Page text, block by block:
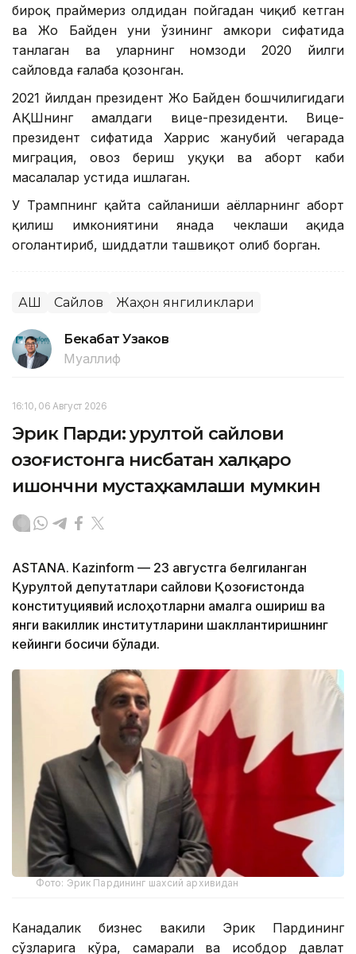
бироқ праймериз олдидан пойгадан чиқиб кетган
ва Жо Байден уни ўзининг ҳамкори сифатида
танлаган ва уларнинг номзоди 2020 йилги
сайловда ғалаба қозонган.
2021 йилдан президент Жо Байден бошчилигидаги
АҚШнинг амалдаги вице-президенти. Вице-
президент сифатида Харрис жанубий чегарада
миграция, овоз бериш ҳуқуқи ва аборт каби
масалалар устида ишлаган.
У Трампнинг қайта сайланиши аёлларнинг аборт
қилиш имкониятини янада чеклаши ҳақида
огоҳлантириб, шиддатли ташвиқот олиб борган.
АҚШ Сайлов Жаҳон янгиликлари
Бекабат Узаков
Муаллиф
16:10, 06 Август 2026
Эрик Парди: Қурултой сайлови
Қозоғистонга нисбатан халқаро
ишончни мустаҳкамлаши мумкин
ASTANА. Кazinform — 23 августга белгиланган
Қурултой депутатлари сайлови Қозоғистонда
конституциявий ислоҳотларни амалга ошириш ва
янги вакиллик институтларини шакллантиришнинг
кейинги босқичи бўлади.
Фото: Эрик Пардининг шахсий архивидан
Канадалик бизнес вакили Эрик Пардининг
сўзларига кўра, самарали ва ҳисобдор давлат